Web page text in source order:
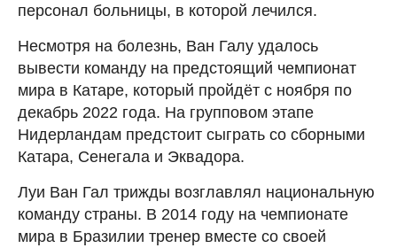
персонал больницы, в которой лечился.
Несмотря на болезнь, Ван Галу удалось
вывести команду на предстоящий чемпионат
мира в Катаре, который пройдёт с ноября по
декабрь 2022 года. На групповом этапе
Нидерландам предстоит сыграть со сборными
Катара, Сенегала и Эквадора.
Луи Ван Гал трижды возглавлял национальную
команду страны. В 2014 году на чемпионате
мира в Бразилии тренер вместе со своей